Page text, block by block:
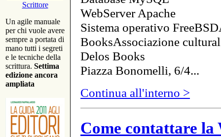
Scrittore
Un agile manuale
per chi vuole avere
sempre a portata di
mano tutti i segreti
e le tecniche della
scrittura. Settima
edizione ancora
ampliata
WebServer Apache
Sistema operativo
BooksAssociazione
Delos Books
Piazza Bonomelli, 6/4...
Continua all'interno >
Come contattare